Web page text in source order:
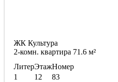
ЖК Культура
2-комн. квартира 71.6 м²
Литер
1
Этаж
12
Номер
83